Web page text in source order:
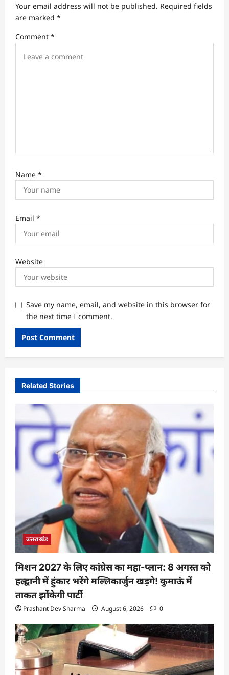
Your email address will not be published. Required fields
are marked *
Comment *
Name *
Email *
Website
Save my name, email, and website in this browser for
the next time I comment.
Related Stories
उत्तराखंड
मिशन 2027 के लिए कांग्रेस का महा-प्लान: 8 अगस्त को
हल्द्वानी में हुंकार भरेंगे मल्लिकार्जुन खड़गे! कुमाऊं में
ताकत झोंकेगी पार्टी
Prashant Dev Sharma August 6, 2026 0